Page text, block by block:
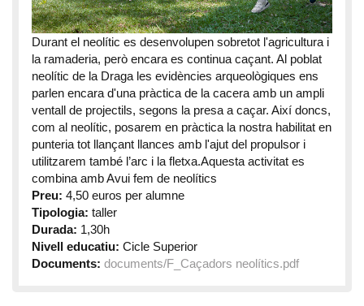
Durant el neolític es desenvolupen sobretot l'agricultura i
la ramaderia, però encara es continua caçant. Al poblat
neolític de la Draga les evidències arqueològiques ens
parlen encara d'una pràctica de la cacera amb un ampli
ventall de projectils, segons la presa a caçar. Així doncs,
com al neolític, posarem en pràctica la nostra habilitat en
punteria tot llançant llances amb l'ajut del propulsor i
utilitzarem també l’arc i la fletxa.Aquesta activitat es
combina amb Avui fem de neolítics
Preu: 4,50 euros per alumne
Tipologia: taller
Durada: 1,30h
Nivell educatiu: Cicle Superior
Documents: documents/F_Caçadors neolítics.pdf